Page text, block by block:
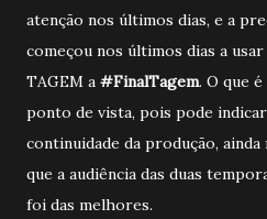
atenção nos últimos dias, e a
começou nos últimos dias a
TAGEM a #FinalTagem. O que
ponto de vista, pois pode
continuidade da produção,
que a audiência das duas
foi das melhores.